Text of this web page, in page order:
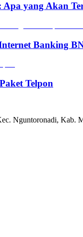
Apa yang Akan
Banking
Telpon
Nguntoronadi, Kab.